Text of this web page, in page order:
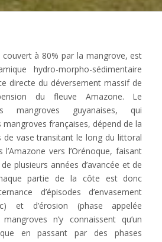
à 80% par la mangrove, est
hydro-morpho-sédimentaire
directe du déversement massif de
du fleuve Amazone. Le
mangroves guyanaises, qui
françaises, dépend de la
de vase transitant le long du littoral
l’Amazone vers l’Orénoque, faisant
plusieurs années d’avancée et de
partie de la côte est donc
d’épisodes d’envasement
et d’érosion (phase appelée
n’y connaissent qu’un
en passant par des phases